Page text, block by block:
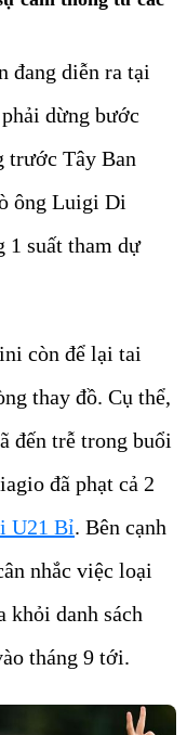
đang diễn ra tại
dừng bước
trước Tây Ban
ông Luigi Di
1 suất tham dự
còn để lại tai
thay đồ. Cụ thể,
đến trễ trong buổi
đã phạt cả 2
U21 Bỉ. Bên cạnh
nhắc việc loại
khỏi danh sách
tháng 9 tới.